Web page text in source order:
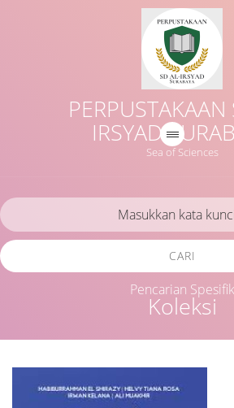
IRSYAD
Sea of Sciences
Koleksi
CARI
Pencarian Spesifik